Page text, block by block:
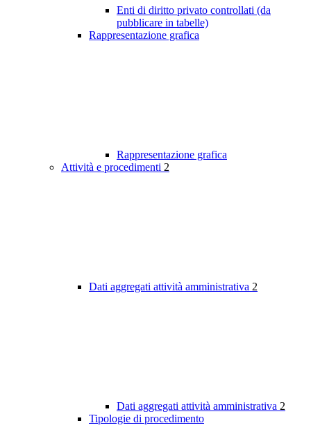
Enti di diritto privato controllati (da
pubblicare in tabelle)
Rappresentazione grafica
Rappresentazione grafica
Attività e procedimenti 2
Dati aggregati attività amministrativa 2
Dati aggregati attività amministrativa 2
Tipologie di procedimento